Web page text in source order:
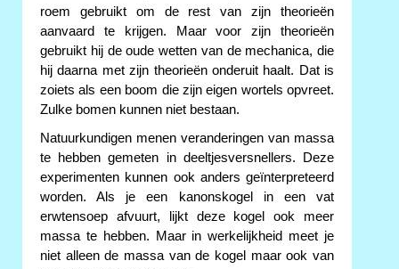
roem gebruikt om de rest van zijn theorieën
aanvaard te krijgen. Maar voor zijn theorieën
gebruikt hij de oude wetten van de mechanica, die
hij daarna met zijn theorieën onderuit haalt. Dat is
zoiets als een boom die zijn eigen wortels opvreet.
Zulke bomen kunnen niet bestaan.
Natuurkundigen menen veranderingen van massa
te hebben gemeten in deeltjesversnellers. Deze
experimenten kunnen ook anders geïnterpreteerd
worden. Als je een kanonskogel in een vat
erwtensoep afvuurt, lijkt deze kogel ook meer
massa te hebben. Maar in werkelijkheid meet je
niet alleen de massa van de kogel maar ook van